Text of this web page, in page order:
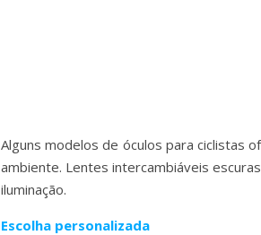
Alguns modelos de óculos para ciclistas
ambiente. Lentes intercambiáveis
iluminação.
Escolha personalizada